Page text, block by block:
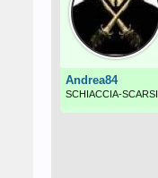
Andrea84
SCHIACCIA-SCARSI